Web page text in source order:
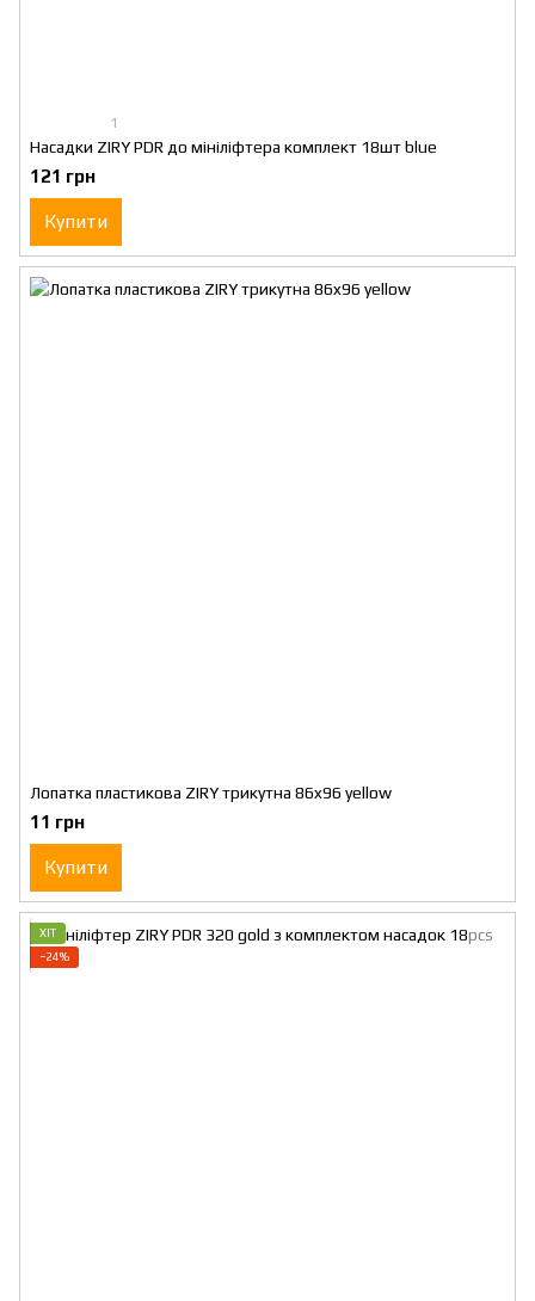
1
Насадки ZIRY PDR до мініліфтера комплект 18шт blue
121 грн
Купити
Лопатка пластикова ZIRY трикутна 86x96 yellow
11 грн
Купити
ХІТ
−24%